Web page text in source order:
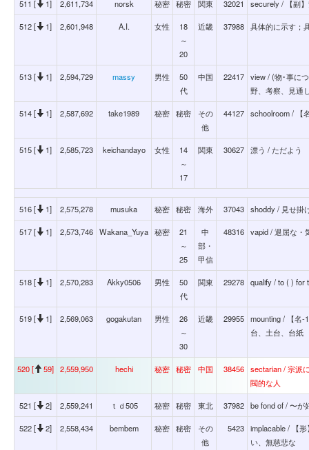
511 [ 1] 2,611,734 norsk 秘密 秘密 関東 32021 securely / 【副
512 [ 1] 2,601,948 A.I. 女性
18
～
20
近畿 37988 具体的に示す；
513 [ 1] 2,594,729 massy 男性
50
代
中国 22417 view / (物･事に
野、考察、見通
514 [ 1] 2,587,692 take1989 秘密 秘密
その
他
44127 schoolroom / 【
515 [ 1] 2,585,723 keichandayo 女性
14
～
17
関東 30627 漂う / ただよう
516 [ 1] 2,575,278 musuka 秘密 秘密 海外 37043 shoddy / 見せ掛
517 [ 1] 2,573,746 Wakana_Yuya 秘密
21
～
25
中
部・
甲信
48316 vapid / 退屈な・
518 [ 1] 2,570,283 Akky0506 男性
50
代
関東 29278 qualify / to ( ) for
519 [ 1] 2,569,063 gogakutan 男性
26
～
30
近畿 29955 mounting / 【名-
台、土台、台紙
520 [ 59] 2,559,950 hechi 秘密 秘密 中国 38456 sectarian / 宗派
閥的な人
521 [ 2] 2,559,241 ｔｄ505 秘密 秘密 東北 37982 be fond of / 〜が
522 [ 2] 2,558,434 bembem 秘密 秘密
その
他
5423 implacable / 【
い、無慈悲な